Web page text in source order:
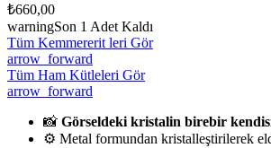
₺660,00
warningSon 1 Adet Kaldı
Tüm Kemmererit leri Gör
arrow_forward
Tüm Ham Kütleleri Gör
arrow_forward
📸 Görseldeki kristalin birebir
⚙️ Metal formundan kristalleştirilerek